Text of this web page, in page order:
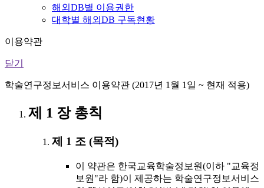
해외DB별 이용권한
대학별 해외DB 구독현황
이용약관
닫기
학술연구정보서비스 이용약관 (2017년 1월 1일 ~ 현재 적용)
제 1 장 총칙
제 1 조 (목적)
이 약관은 한국교육학술정보원(이하 "교육정
보원"라 함)이 제공하는 학술연구정보서비스